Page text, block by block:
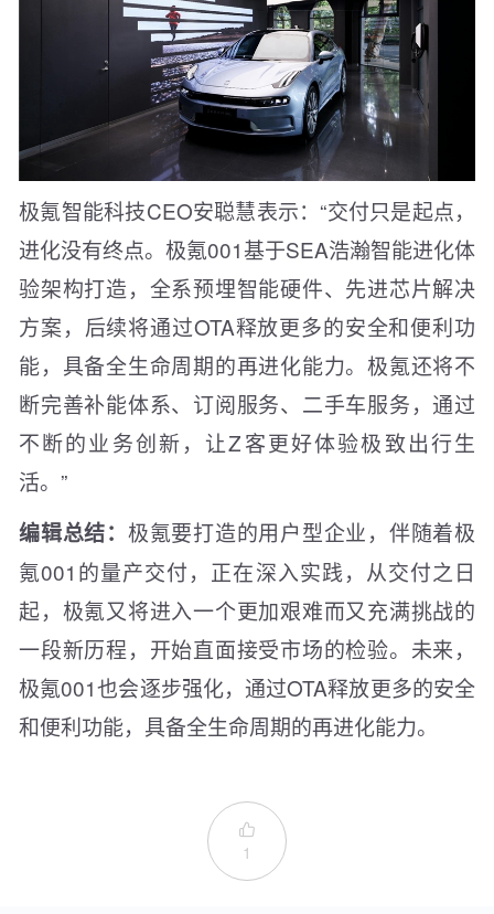
极氪智能科技CEO安聪慧表示：“交付只是起点，
进化没有终点。极氪001基于SEA浩瀚智能进化体
验架构打造，全系预埋智能硬件、先进芯片解决
方案，后续将通过OTA释放更多的安全和便利功
能，具备全生命周期的再进化能力。极氪还将不
断完善补能体系、订阅服务、二手车服务，通过
不断的业务创新，让Z客更好体验极致出行生
活。”
编辑总结： 极氪要打造的用户型企业，伴随着极
氪001的量产交付，正在深入实践，从交付之日
起，极氪又将进入一个更加艰难而又充满挑战的
一段新历程，开始直面接受市场的检验。未来，
极氪001也会逐步强化，通过OTA释放更多的安全
和便利功能，具备全生命周期的再进化能力。

1